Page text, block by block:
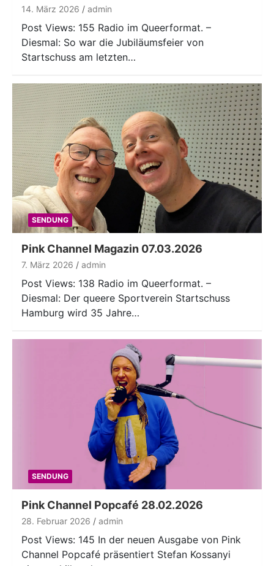
14. März 2026 admin
Post Views: 155 Radio im Queerformat. –
Diesmal: So war die Jubiläumsfeier von
Startschuss am letzten…
SENDUNG
Pink Channel Magazin 07.03.2026
7. März 2026 admin
Post Views: 138 Radio im Queerformat. –
Diesmal: Der queere Sportverein Startschuss
Hamburg wird 35 Jahre…
SENDUNG
Pink Channel Popcafé 28.02.2026
28. Februar 2026 admin
Post Views: 145 In der neuen Ausgabe von Pink
Channel Popcafé präsentiert Stefan Kossanyi